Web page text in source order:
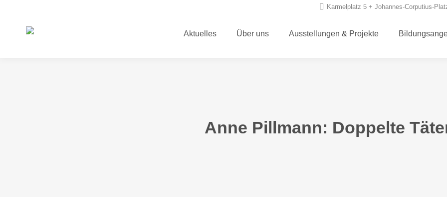
Karmelplatz 5 + Johannes-Corputius-
Aktuelles Über uns Ausstellungen & Projekte
Anne Pillmann: Doppelte